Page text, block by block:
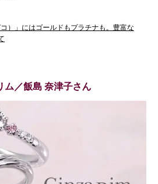
）」にはゴールドもプラチナも。豊富な
ム／飯島 奈津子さん